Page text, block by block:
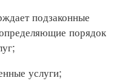
подзаконные
порядок
услуги;